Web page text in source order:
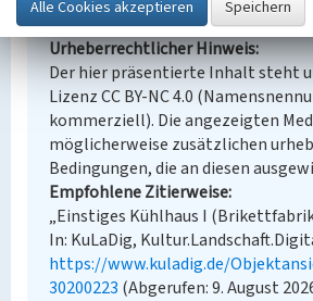
Empfohlene Zitierweise
Urheberrechtlicher Hinweis
Der hier präsentierte Inhalt steht
Lizenz CC BY-NC 4.0
kommerziell). Die angezeigten
möglicherweise zusätzlichen
Bedingungen, die an diesen
Empfohlene Zitierweise
„Einstiges Kühlhaus I
In: KuLaDig,
https://www.kuladig.de/
30200223 (Abgerufen: 9. August